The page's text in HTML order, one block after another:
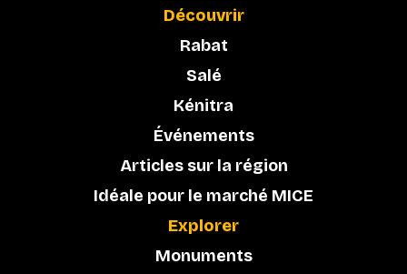
Découvrir
Rabat
Salé
Kénitra
Événements
Articles sur la région
Idéale pour le marché MICE
Explorer
Monuments